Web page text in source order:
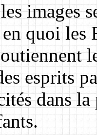
images
quoi les
esprits
dans